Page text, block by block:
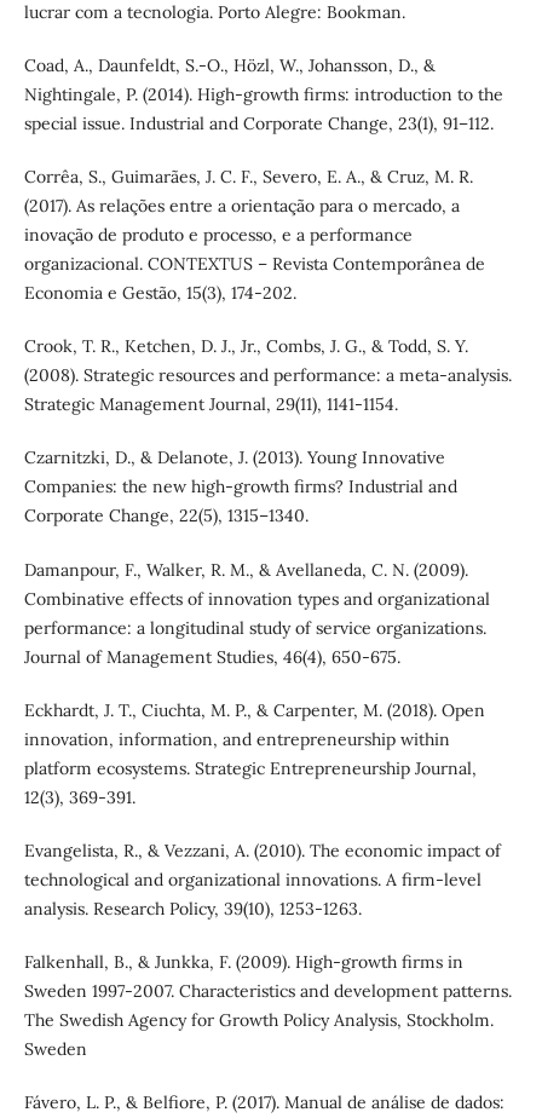
lucrar com a tecnologia. Porto Alegre: Bookman.
Coad, A., Daunfeldt, S.-O., Hözl, W., Johansson, D., &
Nightingale, P. (2014). High-growth firms: introduction to the
special issue. Industrial and Corporate Change, 23(1), 91–112.
Corrêa, S., Guimarães, J. C. F., Severo, E. A., & Cruz, M. R.
(2017). As relações entre a orientação para o mercado, a
inovação de produto e processo, e a performance
organizacional. CONTEXTUS – Revista Contemporânea de
Economia e Gestão, 15(3), 174-202.
Crook, T. R., Ketchen, D. J., Jr., Combs, J. G., & Todd, S. Y.
(2008). Strategic resources and performance: a meta-analysis.
Strategic Management Journal, 29(11), 1141-1154.
Czarnitzki, D., & Delanote, J. (2013). Young Innovative
Companies: the new high-growth firms? Industrial and
Corporate Change, 22(5), 1315–1340.
Damanpour, F., Walker, R. M., & Avellaneda, C. N. (2009).
Combinative effects of innovation types and organizational
performance: a longitudinal study of service organizations.
Journal of Management Studies, 46(4), 650-675.
Eckhardt, J. T., Ciuchta, M. P., & Carpenter, M. (2018). Open
innovation, information, and entrepreneurship within
platform ecosystems. Strategic Entrepreneurship Journal,
12(3), 369-391.
Evangelista, R., & Vezzani, A. (2010). The economic impact of
technological and organizational innovations. A firm-level
analysis. Research Policy, 39(10), 1253-1263.
Falkenhall, B., & Junkka, F. (2009). High-growth firms in
Sweden 1997-2007. Characteristics and development patterns.
The Swedish Agency for Growth Policy Analysis, Stockholm.
Sweden
Fávero, L. P., & Belfiore, P. (2017). Manual de análise de dados: